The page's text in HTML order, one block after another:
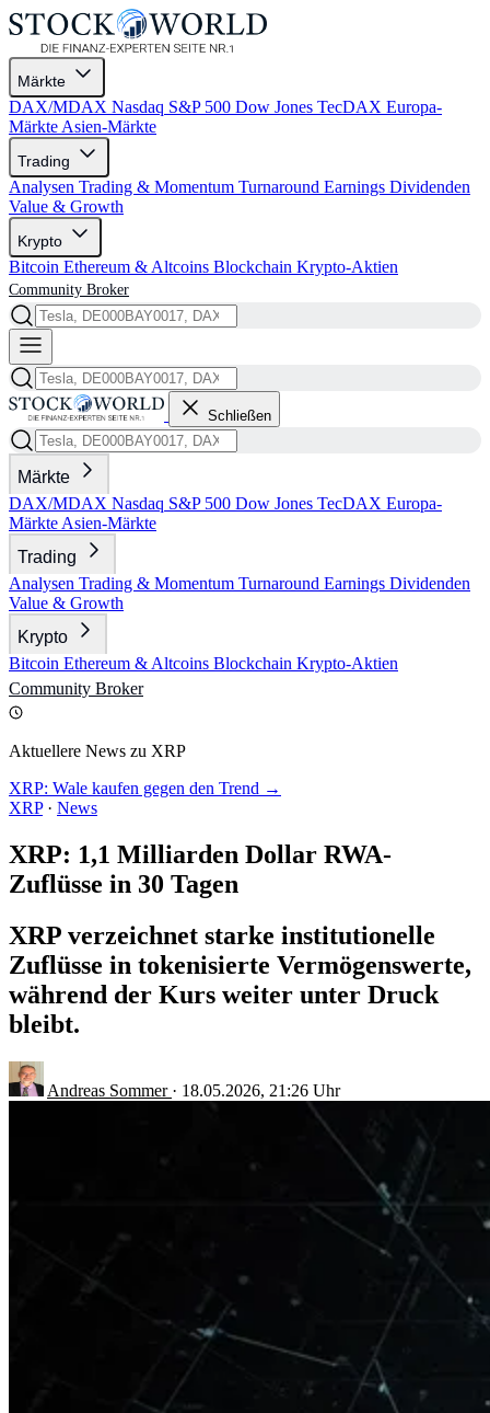
Märkte
DAX/MDAX Nasdaq S&P 500 Dow Jones TecDAX Europa-
Märkte Asien-Märkte
Trading
Analysen Trading & Momentum Turnaround Earnings Dividenden
Value & Growth
Krypto
Bitcoin Ethereum & Altcoins Blockchain Krypto-Aktien
Community Broker
Schließen
Märkte
DAX/MDAX Nasdaq S&P 500 Dow Jones TecDAX Europa-
Märkte Asien-Märkte
Trading
Analysen Trading & Momentum Turnaround Earnings Dividenden
Value & Growth
Krypto
Bitcoin Ethereum & Altcoins Blockchain Krypto-Aktien
Community Broker
Aktuellere News zu XRP
XRP: Wale kaufen gegen den Trend →
XRP · News
XRP: 1,1 Milliarden Dollar RWA-
Zuflüsse in 30 Tagen
XRP verzeichnet starke institutionelle
Zuflüsse in tokenisierte Vermögenswerte,
während der Kurs weiter unter Druck
bleibt.
Andreas Sommer · 18.05.2026, 21:26 Uhr